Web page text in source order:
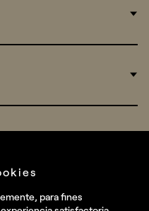
para fines